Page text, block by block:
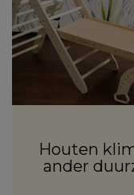
Houten
ander